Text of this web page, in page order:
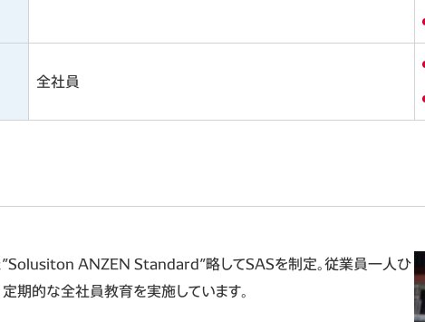
全社員
ANZEN Standard”略してSASを制定。従業員一人ひ
期的な全社員教育を実施しています。